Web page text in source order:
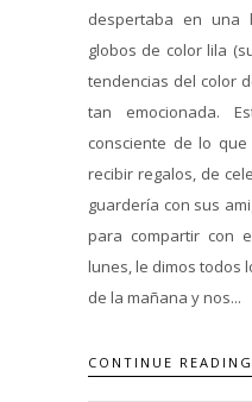
despertaba en una
globos de color lila
tendencias del color
tan emocionada.
consciente de lo
recibir regalos, de
guardería con sus
para compartir con
lunes, le dimos todos
de la mañana y nos...
CONTINUE READING